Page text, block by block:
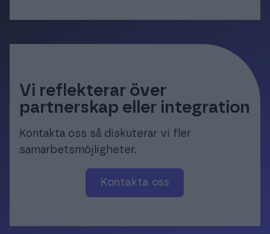
Vi reflekterar över
partnerskap eller integration
Kontakta oss så diskuterar vi fler
samarbetsmöjligheter.
Kontakta oss